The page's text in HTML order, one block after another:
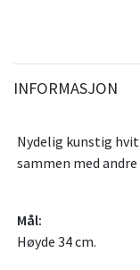
INFORMASJON
Nydelig kunstig
sammen med
Mål:
Høyde 34 cm.